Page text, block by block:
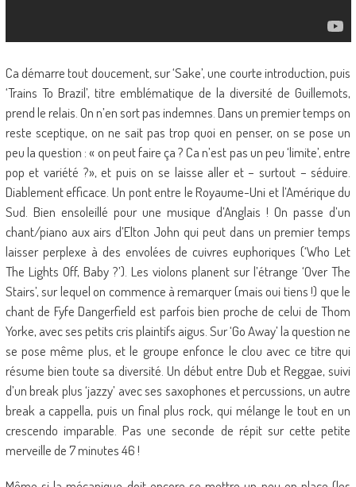
Ca démarre tout doucement, sur ‘Sake’, une courte introduction, puis
‘Trains To Brazil’, titre emblématique de la diversité de Guillemots,
prend le relais. On n’en sort pas indemnes. Dans un premier temps on
reste sceptique, on ne sait pas trop quoi en penser, on se pose un
peu la question : « on peut faire ça ? Ca n’est pas un peu ‘limite’, entre
pop et variété ?», et puis on se laisse aller et – surtout – séduire.
Diablement efficace. Un pont entre le Royaume-Uni et l’Amérique du
Sud. Bien ensoleillé pour une musique d’Anglais ! On passe d’un
chant/piano aux airs d’Elton John qui peut dans un premier temps
laisser perplexe à des envolées de cuivres euphoriques (‘Who Let
The Lights Off, Baby ?’). Les violons planent sur l’étrange ‘Over The
Stairs’, sur lequel on commence à remarquer (mais oui tiens !) que le
chant de Fyfe Dangerfield est parfois bien proche de celui de Thom
Yorke, avec ses petits cris plaintifs aigus. Sur ‘Go Away’ la question ne
se pose même plus, et le groupe enfonce le clou avec ce titre qui
résume bien toute sa diversité. Un début entre Dub et Reggae, suivi
d’un break plus ‘jazzy’ avec ses saxophones et percussions, un autre
break a cappella, puis un final plus rock, qui mélange le tout en un
crescendo imparable. Pas une seconde de répit sur cette petite
merveille de 7 minutes 46 !